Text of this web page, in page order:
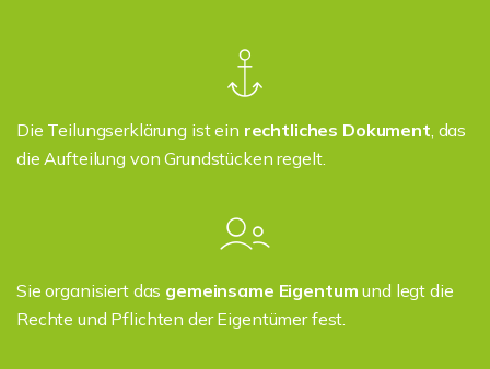
Die Teilungserklärung ist ein rechtliches Dokument, das
die Aufteilung von Grundstücken regelt.
Sie organisiert das gemeinsame Eigentum und legt die
Rechte und Pflichten der Eigentümer fest.